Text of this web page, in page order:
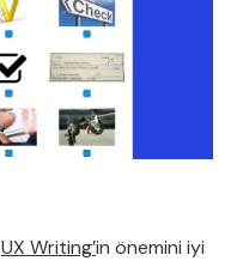
UX Writing’in önemini iyi